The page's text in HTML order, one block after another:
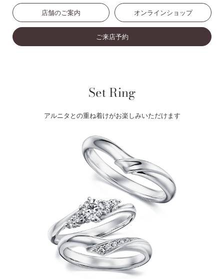
店舗のご案内 オンラインショップ
ご来店予約
Set Ring
アルニタとの重ね着けがお楽しみいただけます